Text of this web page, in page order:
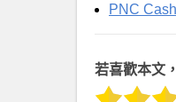
PNC
若喜歡本文